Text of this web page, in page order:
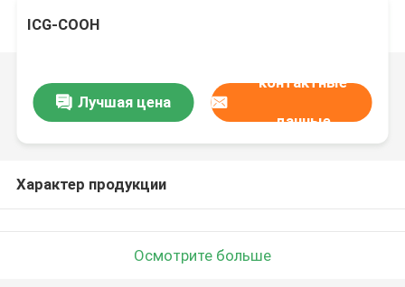
ICG-COOH
Лучшая цена
контактные
данные
Характер продукции
Осмотрите больше